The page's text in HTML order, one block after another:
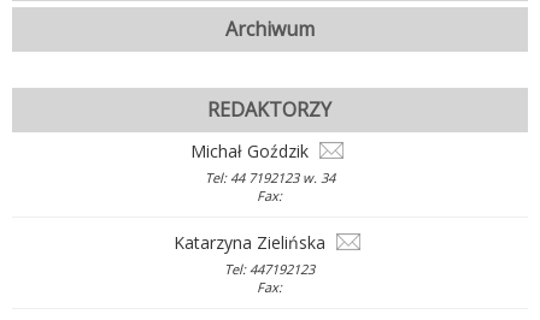
Archiwum
REDAKTORZY
Michał Goździk
Tel: 44 7192123 w. 34
Fax:
Katarzyna Zielińska
Tel: 447192123
Fax: